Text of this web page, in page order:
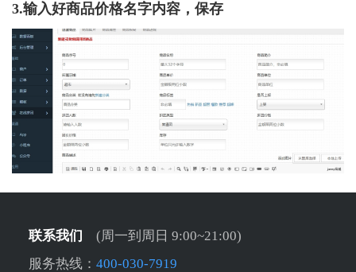
3.输入好商品价格名字内容，保存
联系我们
(周一到周日 9:00~21:00)
服务热线： 400-030-7919